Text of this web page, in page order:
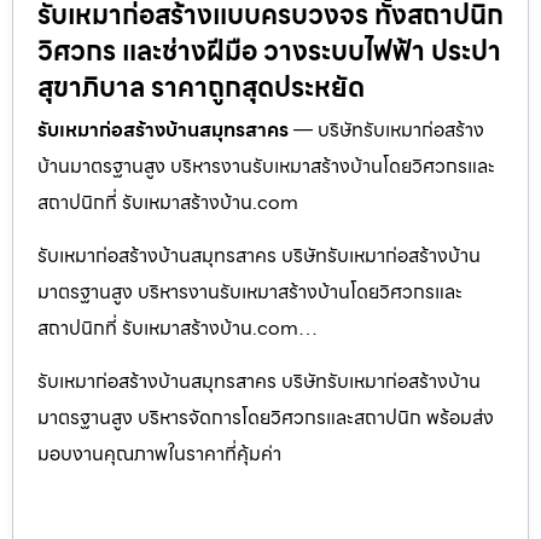
รับเหมาก่อสร้างแบบครบวงจร ทั้งสถาปนิก
วิศวกร และช่างฝีมือ วางระบบไฟฟ้า ประปา
สุขาภิบาล ราคาถูกสุดประหยัด
รับเหมาก่อสร้างบ้านสมุทรสาคร— บริษัทรับเหมาก่อสร้าง
บ้านมาตรฐานสูง บริหารงานรับเหมาสร้างบ้านโดยวิศวกรและ
สถาปนิกที่ รับเหมาสร้างบ้าน.com
รับเหมาก่อสร้างบ้านสมุทรสาคร บริษัทรับเหมาก่อสร้างบ้าน
มาตรฐานสูง บริหารงานรับเหมาสร้างบ้านโดยวิศวกรและ
สถาปนิกที่ รับเหมาสร้างบ้าน.com…
รับเหมาก่อสร้างบ้านสมุทรสาคร บริษัทรับเหมาก่อสร้างบ้าน
มาตรฐานสูง บริหารจัดการโดยวิศวกรและสถาปนิก พร้อมส่ง
มอบงานคุณภาพในราคาที่คุ้มค่า